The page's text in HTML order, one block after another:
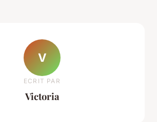
V
ECRIT PAR
Victoria